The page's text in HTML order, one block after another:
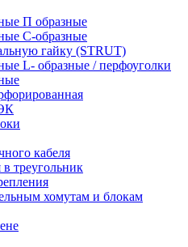
П образные
C-образные
гайку (STRUT)
L- образные / перфоуголки
кабеля
треугольник
хомутам и блокам